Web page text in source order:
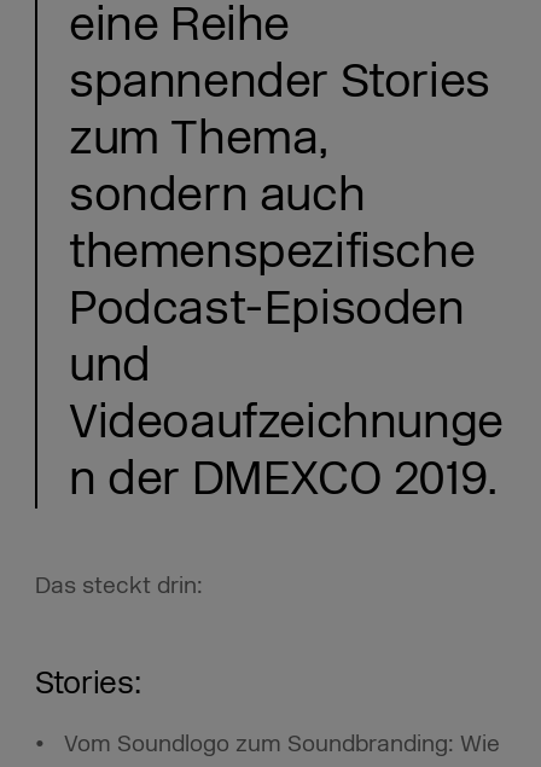
eine Reihe
spannender Stories
zum Thema,
sondern auch
themenspezifische
Podcast-Episoden
und
Videoaufzeichnunge
n der DMEXCO 2019.
Das steckt drin:
Stories:
Vom Soundlogo zum Soundbranding: Wie